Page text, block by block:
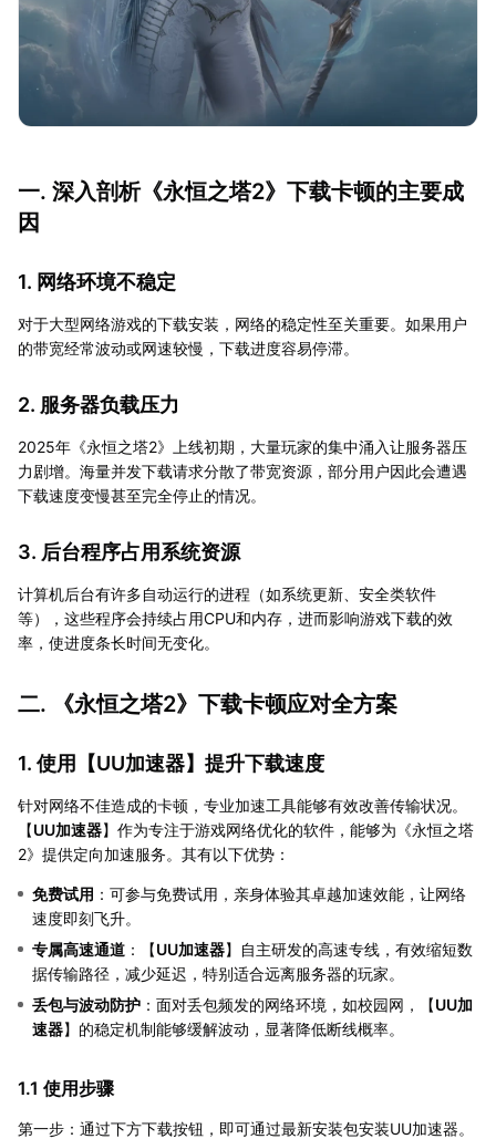
一. 深入剖析《永恒之塔2》下载卡顿的主要成
因
1. 网络环境不稳定
对于大型网络游戏的下载安装，网络的稳定性至关重要。如果用户
的带宽经常波动或网速较慢，下载进度容易停滞。
2. 服务器负载压力
2025年《永恒之塔2》上线初期，大量玩家的集中涌入让服务器压
力剧增。海量并发下载请求分散了带宽资源，部分用户因此会遭遇
下载速度变慢甚至完全停止的情况。
3. 后台程序占用系统资源
计算机后台有许多自动运行的进程（如系统更新、安全类软件
等），这些程序会持续占用CPU和内存，进而影响游戏下载的效
率，使进度条长时间无变化。
二. 《永恒之塔2》下载卡顿应对全方案
1. 使用【UU加速器】提升下载速度
针对网络不佳造成的卡顿，专业加速工具能够有效改善传输状况。
【UU加速器】作为专注于游戏网络优化的软件，能够为《永恒之塔
2》提供定向加速服务。其有以下优势：
免费试用 ：可参与免费试用，亲身体验其卓越加速效能，让网络
速度即刻飞升。
专属高速通道 ：【UU加速器】自主研发的高速专线，有效缩短数
据传输路径，减少延迟，特别适合远离服务器的玩家。
丢包与波动防护 ：面对丢包频发的网络环境，如校园网，【UU加
速器】的稳定机制能够缓解波动，显著降低断线概率。
1.1 使用步骤
第一步：通过下方下载按钮，即可通过最新安装包安装UU加速器。